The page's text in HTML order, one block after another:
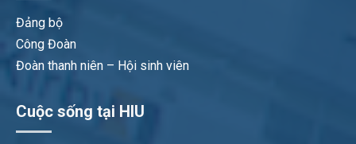
Đảng bộ
Công Đoàn
Đoàn thanh niên – Hội sinh viên
Cuộc sống tại HIU